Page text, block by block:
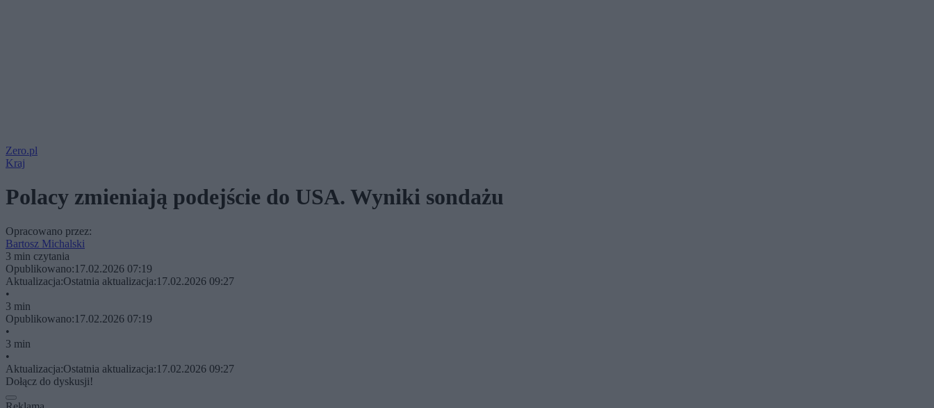
Zero.pl
Kraj
Polacy zmieniają podejście do USA. Wyniki sondażu
Opracowano przez:
Bartosz Michalski
3 min czytania
Opublikowano:17.02.2026 07:19
Aktualizacja:Ostatnia aktualizacja:17.02.2026 09:27
•
3 min
Opublikowano:17.02.2026 07:19
•
3 min
•
Aktualizacja:Ostatnia aktualizacja:17.02.2026 09:27
Dołącz do dyskusji!